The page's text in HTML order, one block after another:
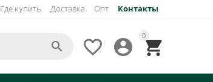
Где купить Доставка Опт Контакты
0



